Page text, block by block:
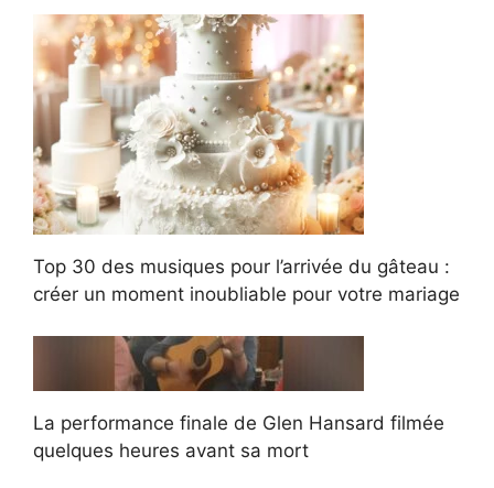
Top 30 des musiques pour l’arrivée du gâteau :
créer un moment inoubliable pour votre mariage
La performance finale de Glen Hansard filmée
quelques heures avant sa mort